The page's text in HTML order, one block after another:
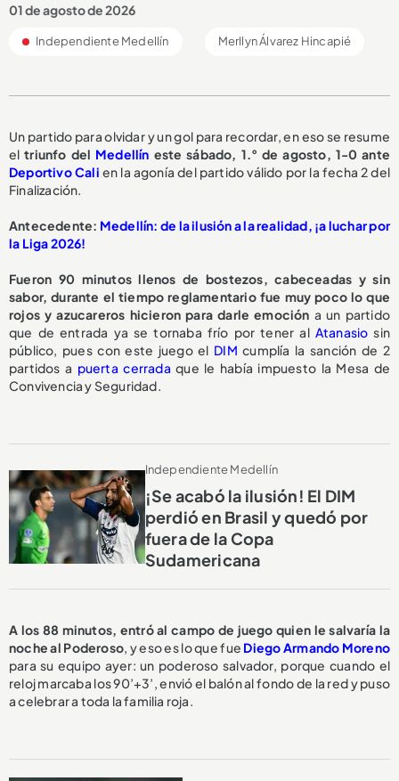
01 de agosto de 2026
Independiente Medellín Merllyn Álvarez Hincapié
Un partido para olvidar y un gol para recordar, en eso se resume
eltriunfo del Medellín este sábado, 1.° de agosto, 1-0 ante
Deportivo Cali en la agonía del partido válido por la fecha 2 del
Finalización.
Antecedente: Medellín: de la ilusión a la realidad, ¡a luchar por
la Liga 2026!
Fueron 90 minutos llenos de bostezos, cabeceadas y sin
sabor, durante el tiempo reglamentario fue muy poco lo que
rojos y azucareros hicieron para darle emoción a un partido
que de entrada ya se tornaba frío por tener al Atanasiosin
público, pues con este juego el DIMcumplía la sanción de 2
partidos a puerta cerrada que le había impuesto la Mesa de
Convivencia y Seguridad.
Independiente Medellín
¡Se acabó la ilusión! El DIM
perdió en Brasil y quedó por
fuera de la Copa
Sudamericana
A los 88 minutos, entró al campo de juego quien le salvaría la
noche al Poderoso, y eso es lo que fue Diego Armando Moreno
para su equipo ayer: un poderoso salvador, porque cuando el
reloj marcaba los 90’+3’, envió el balón al fondo de la red y puso
a celebrar a toda la familia roja.